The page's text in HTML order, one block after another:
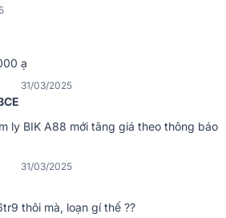
ạ
31/03/2025
ly BIK A88 mới tăng giá theo thông báo
31/03/2025
thôi mà, loạn gí thế ??